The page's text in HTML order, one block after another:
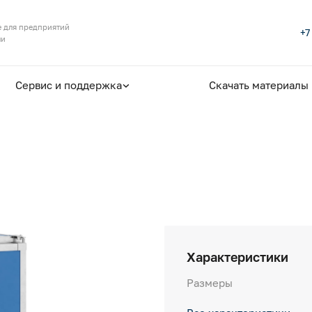
предприятий
Сервис и поддержка Скачать материалы
Характеристики
Размеры